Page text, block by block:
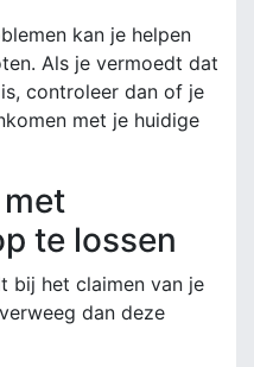
kan je helpen
Als je vermoedt dat
controleer dan of je
met je huidige
te lossen
bij het claimen van je
dan deze